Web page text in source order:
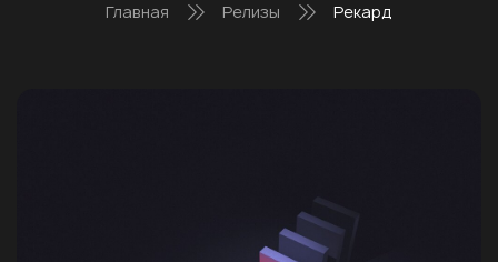
Главная Релизы Рекард